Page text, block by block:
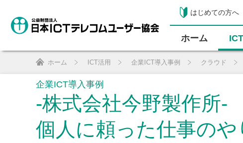
はじめての方へ
ホーム
ホーム ICT活用 企業ICT導入事例 クラウド
企業ICT導入事例
-株式会社今野製作所-
個人に頼った仕事の